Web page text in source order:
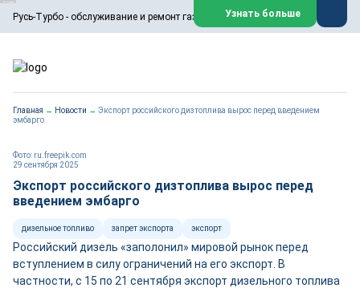
Русь-Турбо - обслуживание и ремонт газовых паровых турбин
ООО «Русь-Турбо» занимается сервисом газовых и паровых
турбин, комплексным ремонтом, восстановлением,
техническим обслуживанием оборудования ТЭС,
работают на нефтегазовых, нефтехимических,
металлургических и других предприятиях.
Реклама. ООО «Русь-Турбо», ИНН 7802588950
erid: F7NfYUJCUneVdwPs4znf
Узнать больше
Главная → Новости → Экспорт российского дизтоплива вырос перед введением
эмбарго
29 сентября 2025
Фото: ru.freepik.com
Экспорт российского дизтоплива вырос перед
введением эмбарго
дизельное топливо запрет экспорта экспорт
Российский дизель «заполонил» мировой рынок перед
вступлением в силу ограничений на его экспорт. В
частности, с 15 по 21 сентября экспорт дизельного топлива